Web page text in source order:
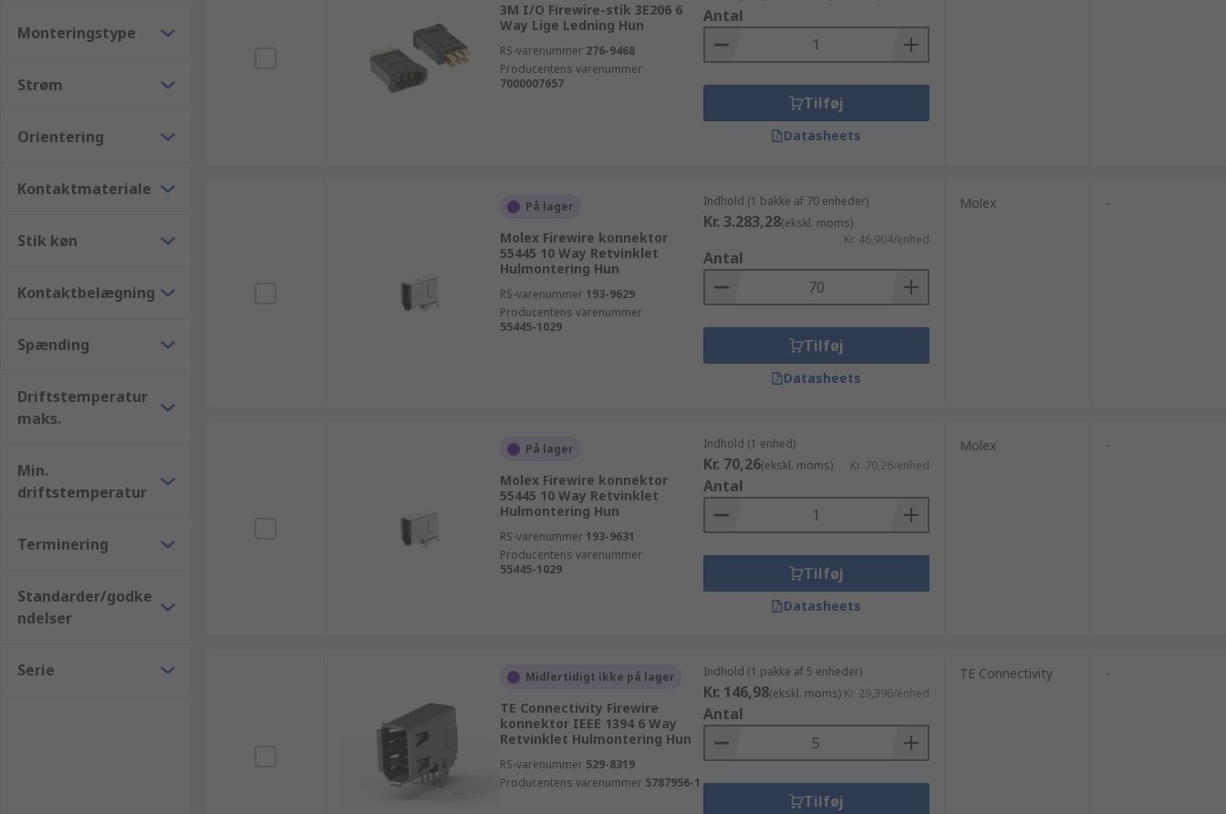
Monteringstype
Strøm
Orientering
Kontaktmateriale
Stik køn
Kontaktbelægning
Spænding
Driftstemperatur
maks.
Min.
driftstemperatur
Terminering
Standarder/godke
ndelser
Serie
3M I/O Firewire-stik 3E206 6
Way Lige Ledning Hun
RS-varenummer 276-9468
Producentens varenummer
7000007657
Antal
Tilføj
Datasheets
På lager
Molex Firewire konnektor
55445 10 Way Retvinklet
Hulmontering Hun
RS-varenummer 193-9629
Producentens varenummer
55445-1029
Indhold (1 bakke af 70 enheder)
Kr. 3.283,28(ekskl. moms)
Kr. 46,904/enhed
Antal
Tilføj
Datasheets
Molex -
På lager
Molex Firewire konnektor
55445 10 Way Retvinklet
Hulmontering Hun
RS-varenummer 193-9631
Producentens varenummer
55445-1029
Indhold (1 enhed)
Kr. 70,26(ekskl. moms) Kr. 70,26/enhed
Antal
Tilføj
Datasheets
Molex -
Midlertidigt ikke på lager
TE Connectivity Firewire
konnektor IEEE 1394 6 Way
Retvinklet Hulmontering Hun
RS-varenummer 529-8319
Producentens varenummer 5787956-1
Indhold (1 pakke af 5 enheder)
Kr. 146,98(ekskl. moms) Kr. 29,396/enhed
Antal
Tilføj
TE Connectivity -